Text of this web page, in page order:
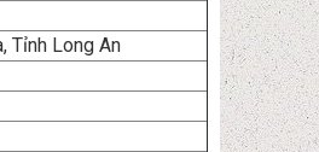
Tỉnh Long An